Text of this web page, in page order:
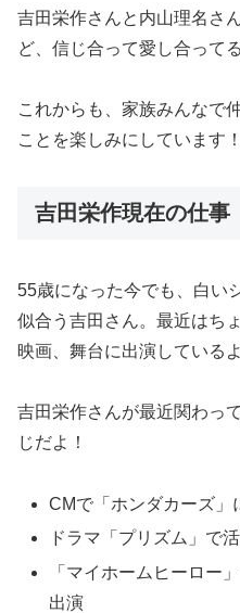
吉田栄作さんと内山理名さ
ど、信じ合って愛し合って
これからも、家族みんなで
ことを楽しみにしています！
吉田栄作現在の仕事
55歳になった今でも、白い
似合う吉田さん。最近はち
映画、舞台に出演しているよ
吉田栄作さんが最近関わっ
じだよ！
CMで「ホンダカーズ」
ドラマ「プリズム」で
「マイホームヒーロー
出演